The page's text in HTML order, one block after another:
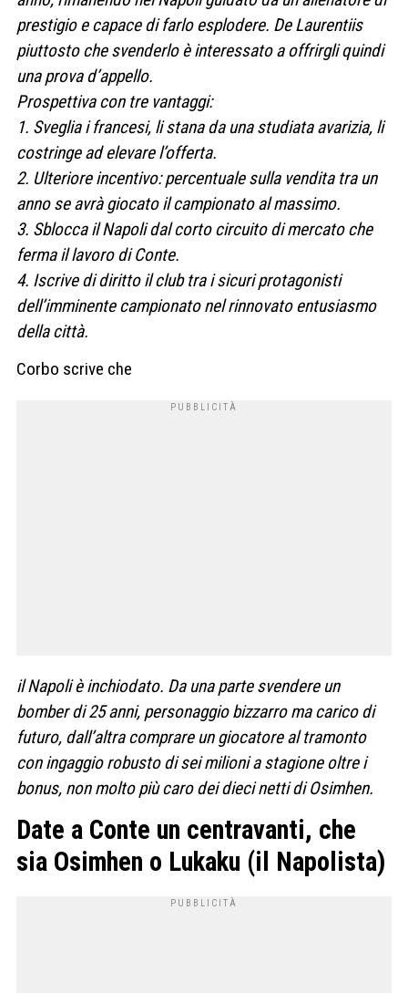
prestigio e capace di farlo esplodere. De Laurentiis
piuttosto che svenderlo è interessato a offrirgli quindi
una prova d’appello.
Prospettiva con tre vantaggi:
1. Sveglia i francesi, li stana da una studiata avarizia, li
costringe ad elevare l’offerta.
2. Ulteriore incentivo: percentuale sulla vendita tra un
anno se avrà giocato il campionato al massimo.
3. Sblocca il Napoli dal corto circuito di mercato che
ferma il lavoro di Conte.
4. Iscrive di diritto il club tra i sicuri protagonisti
dell’imminente campionato nel rinnovato entusiasmo
della città.
Corbo scrive che
il Napoli è inchiodato. Da una parte svendere un
bomber di 25 anni, personaggio bizzarro ma carico di
futuro, dall’altra comprare un giocatore al tramonto
con ingaggio robusto di sei milioni a stagione oltre i
bonus, non molto più caro dei dieci netti di Osimhen.
Date a Conte un centravanti, che
sia Osimhen o Lukaku (il Napolista)